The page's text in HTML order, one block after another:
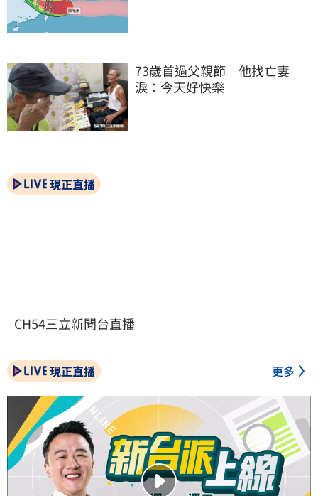
73歲首過父親節　他找亡妻
淚：今天好快樂
現正直播
CH54三立新聞台直播
現正直播 更多